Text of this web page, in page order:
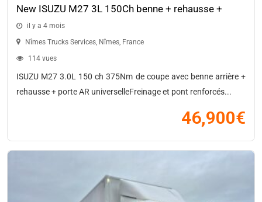
New ISUZU M27 3L 150Ch benne + rehausse +
porte universelle type paysagiste
il y a 4 mois
Nîmes Trucks Services, Nîmes, France
114 vues
ISUZU M27 3.0L 150 ch 375Nm de coupe avec benne arrière +
rehausse + porte AR universelleFreinage et pont renforcés...
46,900€